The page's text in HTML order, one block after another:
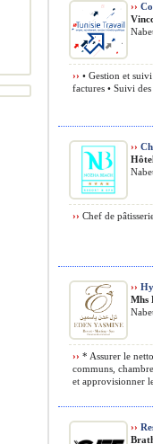
››
›› • Gestion et
factures • Suivi
››
›› Chef de
››
Mhs
›› * Assurer le
communs,
et approvisionner
››